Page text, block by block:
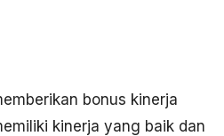
bonus kinerja
kinerja yang baik dan